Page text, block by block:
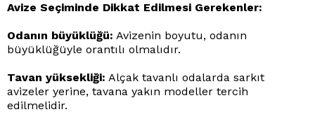
Avize Seçiminde Dikkat Edilmesi Gerekenler:
Odanın büyüklüğü: Avizenin boyutu, odanın
büyüklüğüyle orantılı olmalıdır.
Tavan yüksekliği: Alçak tavanlı odalarda sarkıt
avizeler yerine, tavana yakın modeller tercih
edilmelidir.